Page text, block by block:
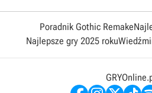
Poradnik Gothic Remake
Najlepsze gry 2025 roku